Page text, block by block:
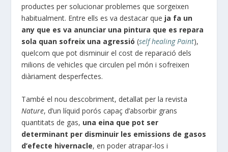
productes per solucionar problemes que sorgeixen
habitualment. Entre ells es va destacar que ja fa un
any que es va anunciar una pintura que es repara
sola quan sofreix una agressió (self healing Paint),
quelcom que pot disminuir el cost de reparació dels
milions de vehicles que circulen pel món i sofreixen
diàriament desperfectes.
També el nou descobriment, detallat per la revista
Nature, d’un líquid porós capaç d’absorbir grans
quantitats de gas, una eina que pot ser
determinant per disminuir les emissions de gasos
d’efecte hivernacle, en poder atrapar-los i